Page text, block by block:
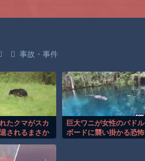
事故・事件
たクマがスカ
されるまさか
巨大ワニが女性のパドル
ボードに襲い掛かる恐怖